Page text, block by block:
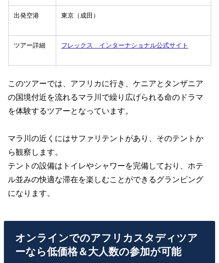
出発空港 東京（成田）
ツアー詳細 フレックス インターナショナル公式サイト
このツアーでは、アフリカに行き、ケニアとタンザニア
の国境付近を流れるマラ川で繰り広げられる命のドラマ
を体験するツアーとなっています。
マラ川の近くにはサファリテントがあり、そのテントか
ら観察します。
テントの設備はトイレやシャワーを完備しており、ホテ
ル並みの快適な滞在を楽しむことができるグランピング
になります。
オンラインでのアフリカスタディツア
ーなら低価格＆大人数の参加が可能